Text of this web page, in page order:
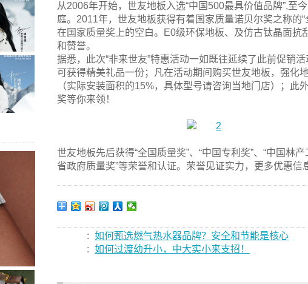
从2006年开始，世友地板入选“中国500最具价值品牌”,至
庭。2011年，世友地板获得有着国家质量诺贝尔奖之称的
在国家质量奖上的空白。E0级环保地板、及仿古钛晶面
和赞誉。
据悉，此次“非来世友”特惠活动一如既往延续了此前促销
可获得精美礼品一份；凡在活动期间购买世友地板，强化
（实际安装面积的15%，具体型号请咨询当地门店）；
奖等你来领！
世友地板先后获得“全国质量奖”、“中国专利奖”、“中国林
省政府质量奖”等荣誉和认证。荣誉见证实力，更多优惠信
:
如何甄选燃气热水器品牌？安全和节能是核心
:
如何过渡幼升小，中大实小来支招！